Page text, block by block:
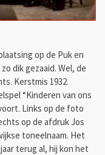
op de Puk en
dik gezaaid. Wel, de
Kerstmis 1932.
“Kinderen van ons
Links op de foto
op de afdruk Jos
toneelnaam. Het
terug al, hij kon het